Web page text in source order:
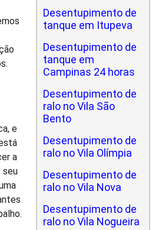
e
a
seu
Desentupimento de
tanque em Itupeva
Desentupimento de
tanque em
Campinas 24 horas
Desentupimento de
ralo no Vila São
Bento
Desentupimento de
ralo no Vila Olímpia
Desentupimento de
ralo no Vila Nova
Desentupimento de
ralo no Vila Nogueira